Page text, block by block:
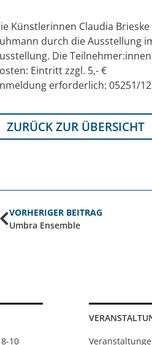
Künstlerinnen Claudia
durch die Ausstellung
Die
Eintritt zzgl. 5,- €
erforderlich: 05251/
ZURÜCK ZUR ÜBERSICHT
VORHERIGER BEITRAG
Umbra Ensemble
10